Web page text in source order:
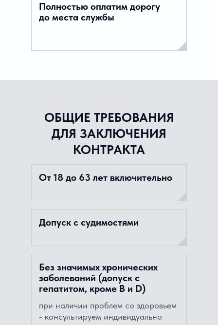
Полностью оплатим дорогу
до места службы
ОБЩИЕ ТРЕБОВАНИЯ
ДЛЯ ЗАКЛЮЧЕНИЯ
КОНТРАКТА
От 18 до 63 лет включительно
Без значимых хронических
заболеваний (допуск с
гепатитом, кроме В и D)
Допуск с судимостями
при наличии проблем со здоровьем
- консультируем индивидуально